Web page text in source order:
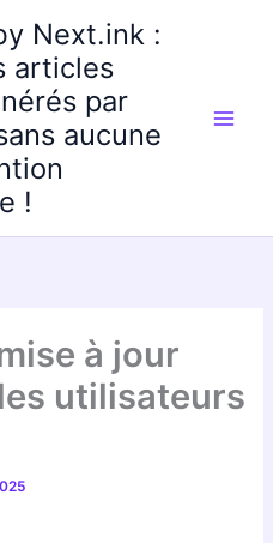
Next.ink :
articles
par
aucune
!
à jour
utilisateurs